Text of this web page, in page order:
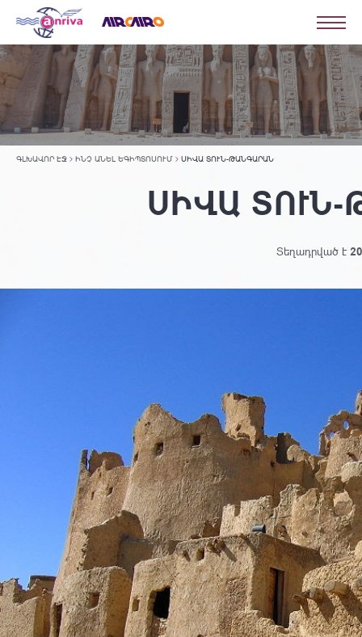
ԳԼԽԱՎՈՐ ԷՋ ԻՆՉ ԱՆԵԼ ԵԳԻՊՏՈՍՈՒՄ ՍԻՎԱ ՏՈՒՆ-ԹԱՆԳԱՐԱՆ
ՍԻՎԱ
Տեղադրված է